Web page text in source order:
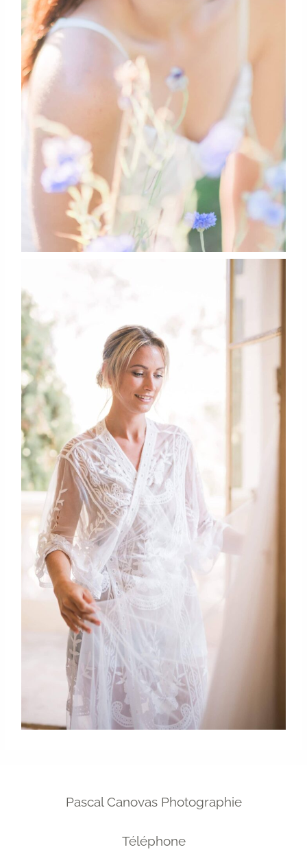
Pascal Canovas Photographie
Téléphone